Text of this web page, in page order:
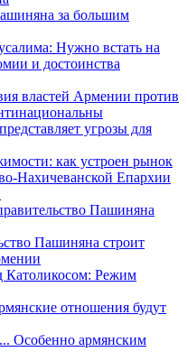
за большим
Нужно встать на
и достоинства
властей Армении против
угрозы для
как устроен рынок
Нахичеванской Епархии
Пашиняна
Пашиняна строит
Католикосом: Режим
отношения будут
Особенно армянским